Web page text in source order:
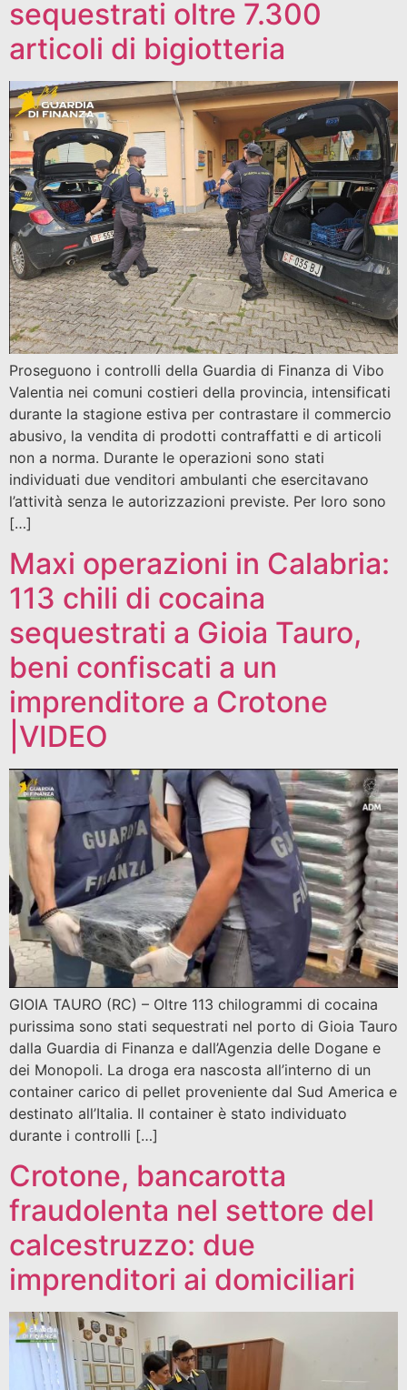
sequestrati oltre 7.300
articoli di bigiotteria
Proseguono i controlli della Guardia di Finanza di Vibo
Valentia nei comuni costieri della provincia, intensificati
durante la stagione estiva per contrastare il commercio
abusivo, la vendita di prodotti contraffatti e di articoli
non a norma. Durante le operazioni sono stati
individuati due venditori ambulanti che esercitavano
l’attività senza le autorizzazioni previste. Per loro sono
[…]
Maxi operazioni in Calabria:
113 chili di cocaina
sequestrati a Gioia Tauro,
beni confiscati a un
imprenditore a Crotone
|VIDEO
GIOIA TAURO (RC) – Oltre 113 chilogrammi di cocaina
purissima sono stati sequestrati nel porto di Gioia Tauro
dalla Guardia di Finanza e dall’Agenzia delle Dogane e
dei Monopoli. La droga era nascosta all’interno di un
container carico di pellet proveniente dal Sud America e
destinato all’Italia. Il container è stato individuato
durante i controlli […]
Crotone, bancarotta
fraudolenta nel settore del
calcestruzzo: due
imprenditori ai domiciliari